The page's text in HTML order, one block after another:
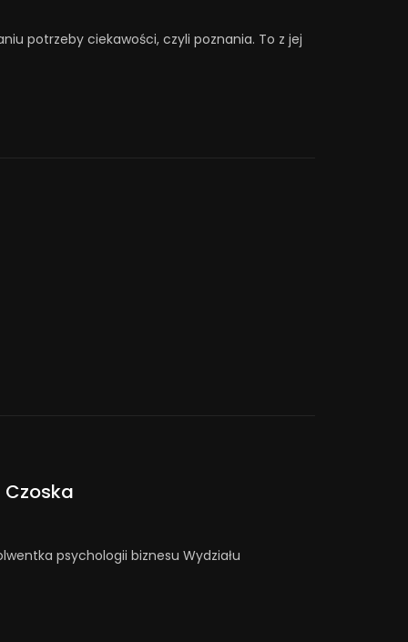
potrzeby ciekawości, czyli poznania. To z jej
Czoska
psychologii biznesu Wydziału